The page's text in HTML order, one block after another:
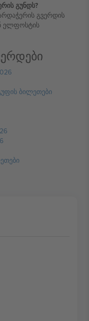
გუნდს?
გვერდის
ელფოსტის
ბილეთები